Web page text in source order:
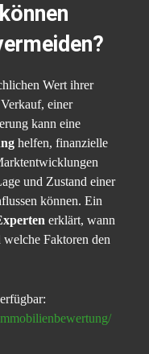
Wert ihrer
einer
kann eine
helfen, finanzielle
und Zustand einer
können. Ein
erklärt, wann
Faktoren den